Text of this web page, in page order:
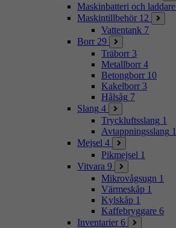
Maskinbatteri och laddare
Maskintillbehör 12
Vattentank 7
Borr 29
Träborr 3
Metallborr 4
Betongborr 10
Kakelborr 3
Hålsåg 7
Slang 4
Tryckluftsslang 1
Avtappningsslang 1
Mejsel 4
Pikmejsel 1
Vitvara 9
Mikrovågsugn 1
Värmeskåp 1
Kylskåp 1
Kaffebryggare 6
Inventarier 6